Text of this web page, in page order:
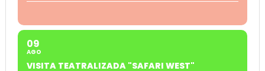
09
AGO
VISITA TEATRALIZADA "SAFARI WEST"